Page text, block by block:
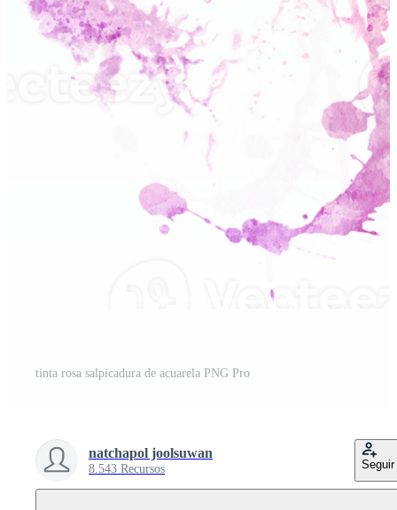
tinta rosa salpicadura de acuarela PNG Pro
natchapol joolsuwan
8.543 Recursos Seguir